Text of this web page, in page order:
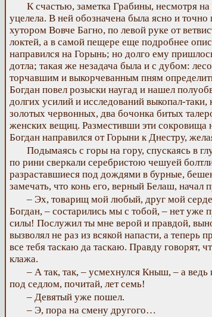
К счастью, заметка Грабины, несмотря
уцелела. В ней обозначена была ясно и
хутором Вовче Багно, по левой руке от
локтей, а в самой пещере еще подробнее
направился на Горынь; но долго ему
дотла; такая же незадача была и с дубом:
торчавшим и выкорчеванным пням
Богдан повел розыски наугад и нашел
долгих усилий и исследований выкопал-таки,
золотых червонных, два бочонка битых
женских вещиц. Разместивши эти сокровища
Богдан направился от Горыни к Днестру,
Подымаясь с горы на гору, спускаясь в
по рини сверкали серебристою чешуей
разраставшиеся под дождями в бурные,
замечать, что конь его, верный Белаш, начал
– Эх, товарищ мой любый, друг мой
Богдан, – состарились мы с тобой, – нет уже
силы! Послужил ты мне верой и правдой,
вызволял не раз из всякой напасти, а теперь
все тебя таскаю да таскаю. Правду говорят,
клажа.
– А так, так, – усмехнулся Кныш, – а ведь
под седлом, почитай, лет семь!
– Девятый уже пошел.
– Э, пора на смену другого…